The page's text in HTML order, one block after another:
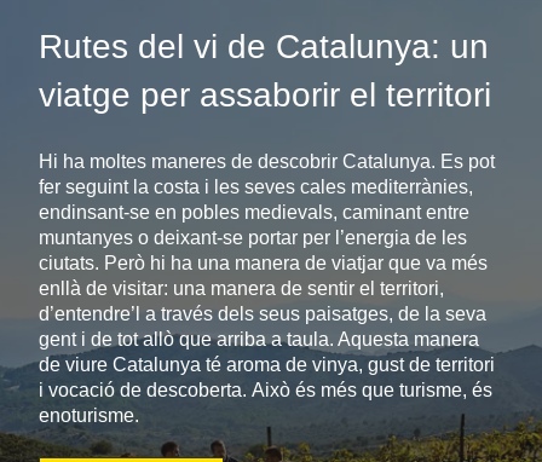
Rutes del vi de Catalunya: un
viatge per assaborir el territori
Hi ha moltes maneres de descobrir Catalunya. Es pot
fer seguint la costa i les seves cales mediterrànies,
endinsant-se en pobles medievals, caminant entre
muntanyes o deixant-se portar per l’energia de les
ciutats. Però hi ha una manera de viatjar que va més
enllà de visitar: una manera de sentir el territori,
d’entendre’l a través dels seus paisatges, de la seva
gent i de tot allò que arriba a taula. Aquesta manera
de viure Catalunya té aroma de vinya, gust de territori
i vocació de descoberta. Això és més que turisme, és
enoturisme.